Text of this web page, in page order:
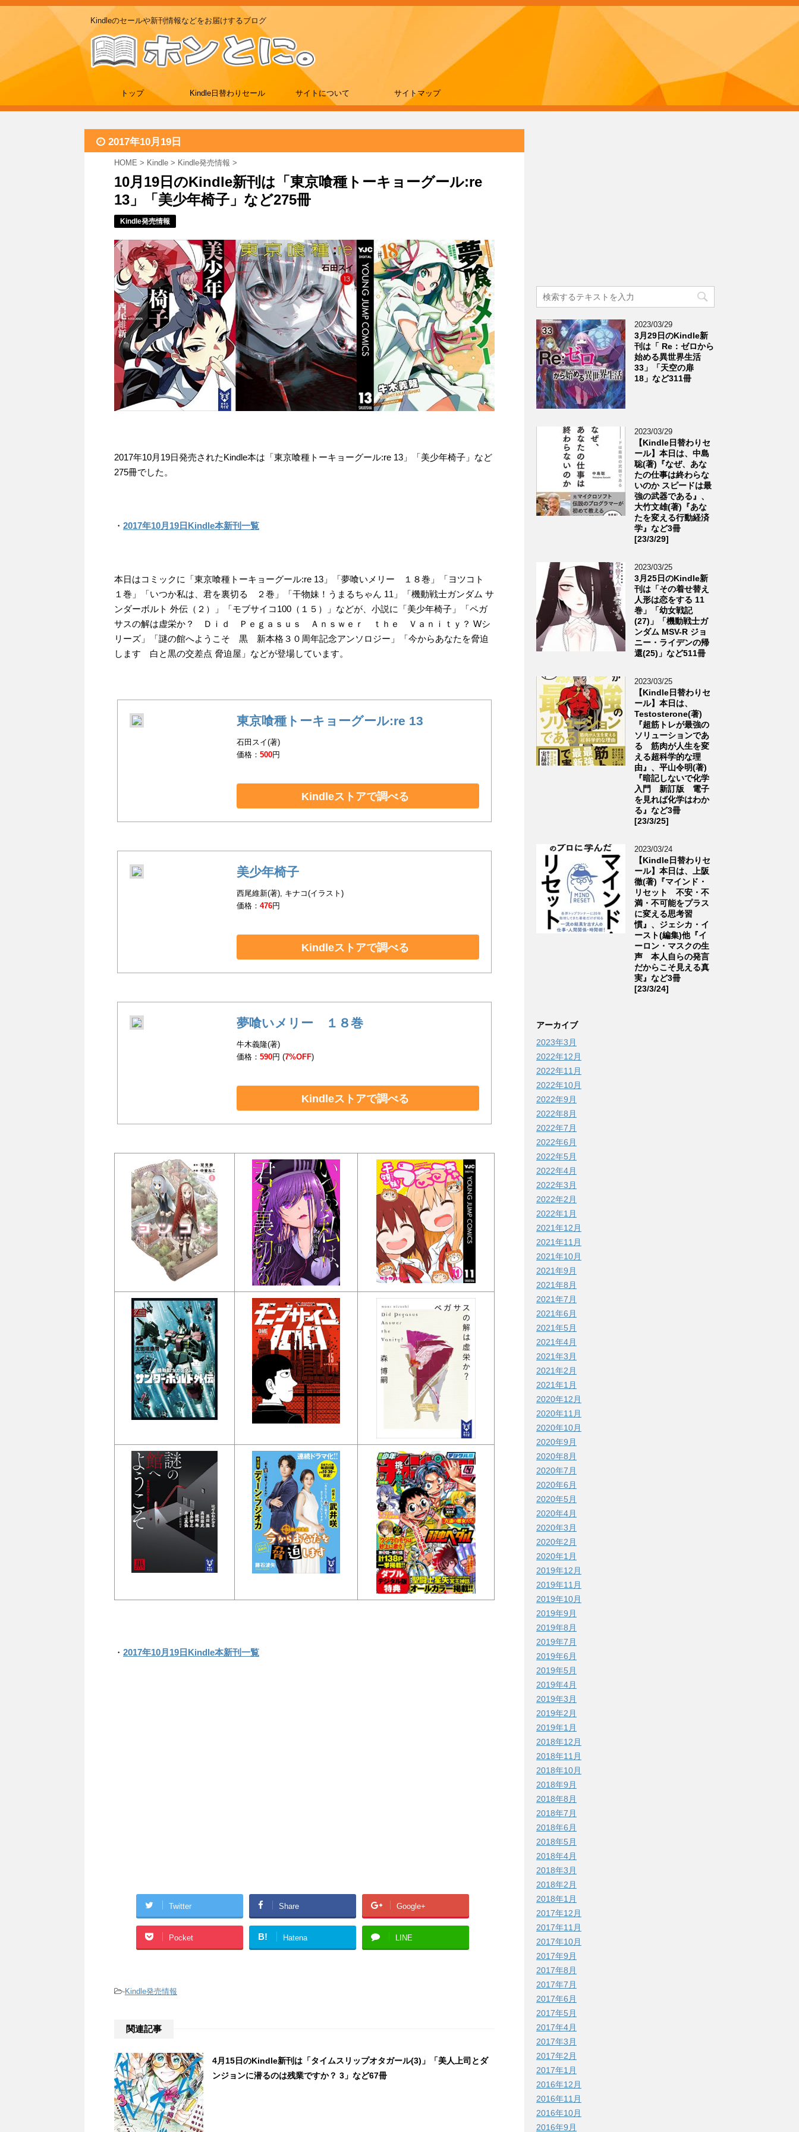
Kindleのセールや新刊情報などをお届けするブログ
トップ Kindle日替わりセール サイトについて サイトマップ
2017年10月19日
HOME > Kindle > Kindle発売情報 >
10月19日のKindle新刊は「東京喰種トーキョーグール:re
13」「美少年椅子」など275冊
Kindle発売情報
2017年10月19日発売されたKindle本は「東京喰種トーキョーグール:re 13」「美少年椅子」など
275冊でした。
・ 2017年10月19日Kindle本新刊一覧
本日はコミックに「東京喰種トーキョーグール:re 13」「夢喰いメリー １８巻」「ヨツコト
１巻」「いつか私は、君を裏切る ２巻」「干物妹！うまるちゃん 11」「機動戦士ガンダム サ
ンダーボルト 外伝（２）」「モブサイコ100（１５）」などが、小説に「美少年椅子」「ペガ
サスの解は虚栄か？ Ｄｉｄ Ｐｅｇａｓｕｓ Ａｎｓｗｅｒ ｔｈｅ Ｖａｎｉｔｙ？ Wシ
リーズ」「謎の館へようこそ 黒 新本格３０周年記念アンソロジー」「今からあなたを脅迫
します 白と黒の交差点 脅迫屋」などが登場しています。
東京喰種トーキョーグール:re 13
石田スイ(著)
価格：500円
Kindleストアで調べる
美少年椅子
西尾維新(著), キナコ(イラスト)
価格：476円
Kindleストアで調べる
夢喰いメリー １８巻
牛木義隆(著)
価格：590円 (7%OFF)
Kindleストアで調べる
・ 2017年10月19日Kindle本新刊一覧
Twitter Share Google+
Pocket B! Hatena LINE
-Kindle発売情報
関連記事
4月15日のKindle新刊は「タイムスリップオタガール(3)」「美人上司とダ
ンジョンに潜るのは残業ですか？ 3」など67冊
2023/03/29
3月29日のKindle新
刊は「 Re：ゼロから
始める異世界生活
33」「天空の扉
18」など311冊
2023/03/29
【Kindle日替わりセ
ール】本日は、中島
聡(著)『なぜ、あな
たの仕事は終わらな
いのか スピードは最
強の武器である』、
大竹文雄(著)『あな
たを変える行動経済
学』など3冊
[23/3/29]
2023/03/25
3月25日のKindle新
刊は「その着せ替え
人形は恋をする 11
巻」「幼女戦記
(27)」「機動戦士ガ
ンダム MSV-R ジョ
ニー・ライデンの帰
還(25)」など511冊
2023/03/25
【Kindle日替わりセ
ール】本日は、
Testosterone(著)
『超筋トレが最強の
ソリューションであ
る 筋肉が人生を変
える超科学的な理
由』、平山令明(著)
『暗記しないで化学
入門 新訂版 電子
を見れば化学はわか
る』など3冊
[23/3/25]
2023/03/24
【Kindle日替わりセ
ール】本日は、上阪
徹(著)『マインド・
リセット 不安・不
満・不可能をプラス
に変える思考習
慣』、ジェシカ・イ
ースト(編集)他『イ
ーロン・マスクの生
声 本人自らの発言
だからこそ見える真
実』など3冊
[23/3/24]
アーカイブ
2023年3月
2022年12月
2022年11月
2022年10月
2022年9月
2022年8月
2022年7月
2022年6月
2022年5月
2022年4月
2022年3月
2022年2月
2022年1月
2021年12月
2021年11月
2021年10月
2021年9月
2021年8月
2021年7月
2021年6月
2021年5月
2021年4月
2021年3月
2021年2月
2021年1月
2020年12月
2020年11月
2020年10月
2020年9月
2020年8月
2020年7月
2020年6月
2020年5月
2020年4月
2020年3月
2020年2月
2020年1月
2019年12月
2019年11月
2019年10月
2019年9月
2019年8月
2019年7月
2019年6月
2019年5月
2019年4月
2019年3月
2019年2月
2019年1月
2018年12月
2018年11月
2018年10月
2018年9月
2018年8月
2018年7月
2018年6月
2018年5月
2018年4月
2018年3月
2018年2月
2018年1月
2017年12月
2017年11月
2017年10月
2017年9月
2017年8月
2017年7月
2017年6月
2017年5月
2017年4月
2017年3月
2017年2月
2017年1月
2016年12月
2016年11月
2016年10月
2016年9月